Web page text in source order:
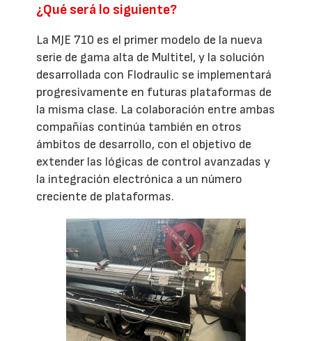
¿Qué será lo siguiente?
La MJE 710 es el primer modelo de la nueva
serie de gama alta de Multitel, y la solución
desarrollada con Flodraulic se implementará
progresivamente en futuras plataformas de
la misma clase. La colaboración entre ambas
compañías continúa también en otros
ámbitos de desarrollo, con el objetivo de
extender las lógicas de control avanzadas y
la integración electrónica a un número
creciente de plataformas.